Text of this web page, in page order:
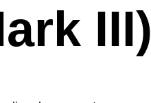
III)